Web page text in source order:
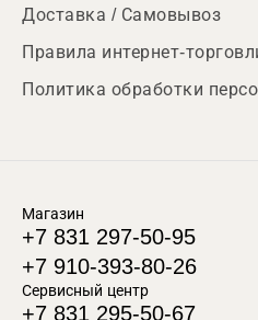
Доставка / Самовывоз
Правила интернет-
Политика обработки
Магазин
+7 831 297-50-95
+7 910-393-80-26
Сервисный центр
+7 831 295-50-67